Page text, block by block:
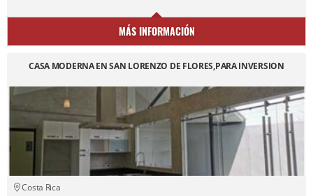
MÁS INFORMACIÓN
CASA MODERNA EN SAN LORENZO DE FLORES,PARA INVERSION
Costa Rica